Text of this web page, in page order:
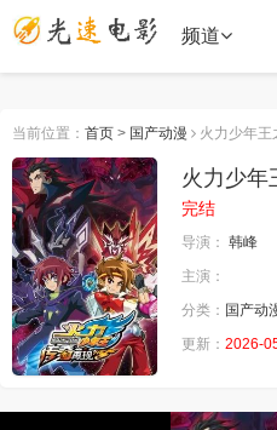
频道
当前位置： 首页 > 国产动漫 火力少年王
火力少年
完结
导演： 韩峰
主演：
分类： 国产动
更新： 2026-